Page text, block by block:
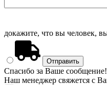
докажите, что вы человек,
Спасибо за Ваше сообщение!
Наш менеджер свяжется с